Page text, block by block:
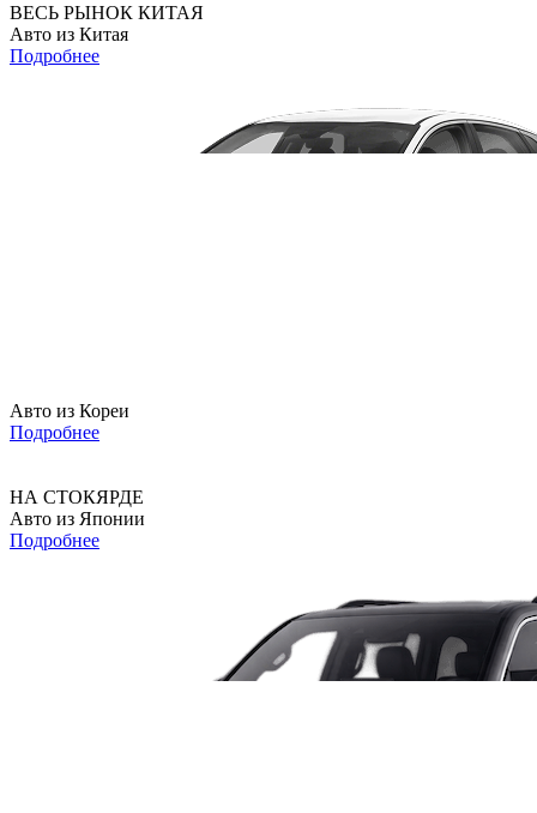
ВЕСЬ РЫНОК КИТАЯ
Авто из Китая
Подробнее
Авто из Кореи
Подробнее
НА СТОКЯРДЕ
Авто из Японии
Подробнее